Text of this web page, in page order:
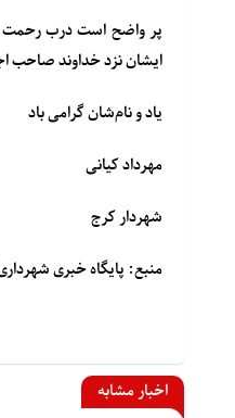
پر واضح است درب رحمت
ایشان نزد خداوند صاحب
یاد و نام‌شان گرامی باد
مهرداد کیانی
شهردار کرج
منبع: پایگاه خبری
اخبار مشابه